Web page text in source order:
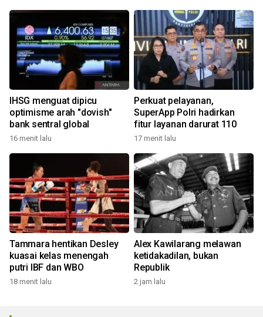
IHSG menguat dipicu
optimisme arah "dovish"
bank sentral global
16 menit lalu
Perkuat pelayanan,
SuperApp Polri hadirkan
fitur layanan darurat 110
17 menit lalu
Tammara hentikan Desley
kuasai kelas menengah
putri IBF dan WBO
18 menit lalu
Alex Kawilarang melawan
ketidakadilan, bukan
Republik
2 jam lalu